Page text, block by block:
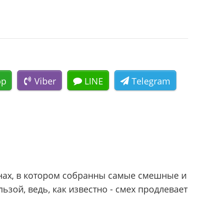
Viber LINE Telegram
в котором собранны самые смешные и
ведь, как известно - смех продлевает